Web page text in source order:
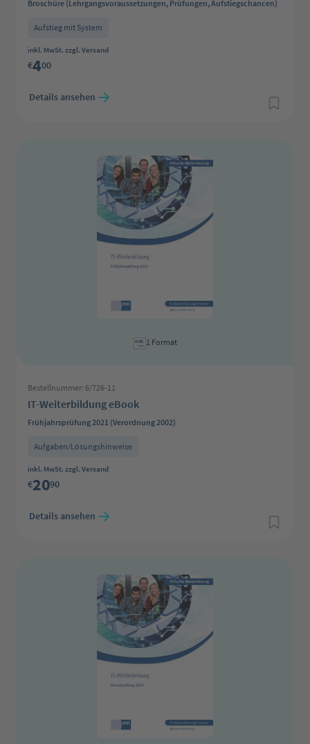
Broschüre (Lehrgangsvoraussetzungen, Prüfungen, Aufstiegschancen)
Aufstieg mit System
Regulärer Preis:
inkl. MwSt. zzgl. Versand
€400
Details ansehen
1 Format
Bestellnummer: 6/726-11
IT-Weiterbildung eBook
Frühjahrsprüfung 2021 (Verordnung 2002)
Aufgaben/Lösungshinweise
Regulärer Preis:
inkl. MwSt. zzgl. Versand
€2090
Details ansehen